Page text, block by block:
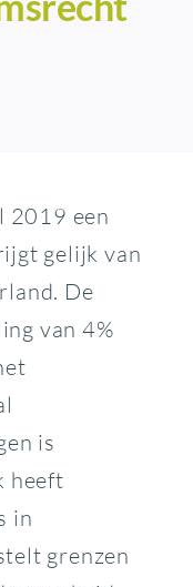
2019 een
gelijk van
De
van 4%
is
heeft
in
grenzen